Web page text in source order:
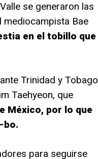
se generaron las
mediocampista Bae
en el tobillo que
Trinidad y Tobago
Taehyeon, que
México, por lo que
bo.
para seguirse